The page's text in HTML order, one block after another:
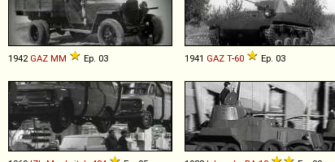
1942 GAZ MM Ep. 03 1941 GAZ T-60 Ep. 03